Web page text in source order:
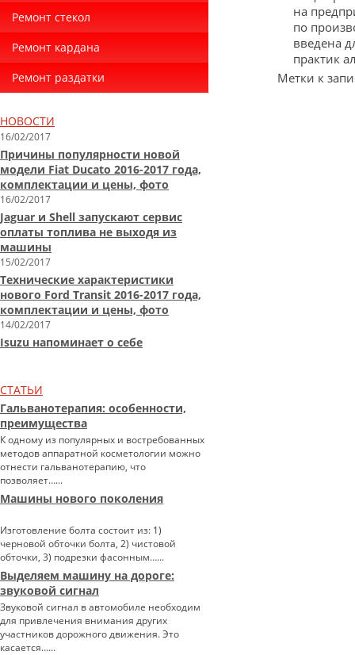
Ремонт стекол
Ремонт кардана
Ремонт раздатки
НОВОСТИ
16/02/2017
Причины популярности новой
модели Fiat Ducato 2016-2017 года,
комплектации и цены, фото
16/02/2017
Jaguar и Shell запускают сервис
оплаты топлива не выходя из
машины
15/02/2017
Технические характеристики
нового Ford Transit 2016-2017 года,
комплектации и цены, фото
14/02/2017
Isuzu напоминает о себе
СТАТЬИ
Гальванотерапия: особенности,
преимущества
К одному из популярных и востребованных
методов аппаратной косметологии можно
отнести гальванотерапию, что
позволяет…...
Машины нового поколения
Изготовление болта состоит из: 1)
черновой обточки болта, 2) чистовой
обточки, 3) подрезки фасонным…...
Выделяем машину на дороге:
звуковой сигнал
Звуковой сигнал в автомобиле необходим
для привлечения внимания других
участников дорожного движения. Это
касается…...
на
по
введена
практик
Метки к